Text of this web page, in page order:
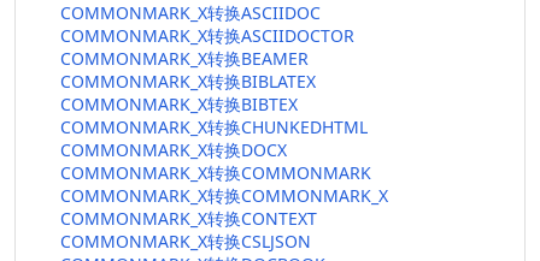
COMMONMARK_X转换ASCIIDOC
COMMONMARK_X转换ASCIIDOCTOR
COMMONMARK_X转换BEAMER
COMMONMARK_X转换BIBLATEX
COMMONMARK_X转换BIBTEX
COMMONMARK_X转换CHUNKEDHTML
COMMONMARK_X转换DOCX
COMMONMARK_X转换COMMONMARK
COMMONMARK_X转换COMMONMARK_X
COMMONMARK_X转换CONTEXT
COMMONMARK_X转换CSLJSON